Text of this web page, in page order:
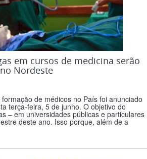
em cursos de medicina serão
Nordeste
de médicos no País foi anunciado
terça-feira, 5 de junho. O objetivo do
– em universidades públicas e particulares
deste ano. Isso porque, além de a